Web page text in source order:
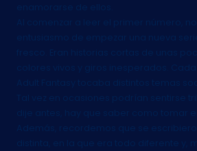
enamorarse de ellos.
Al comenzar a leer el primer número, no
entusiasmo de empezar una nueva
fresco. Eran historias cortas de unas
colores vivos y giros inesperados.
Adult Fantasy tocaba distintos temas
Tal vez en ocasiones podrían sentirse
dije antes, hay que saber como tomar
Además, recordemos que se
distinta, en la que era todo diferente y,